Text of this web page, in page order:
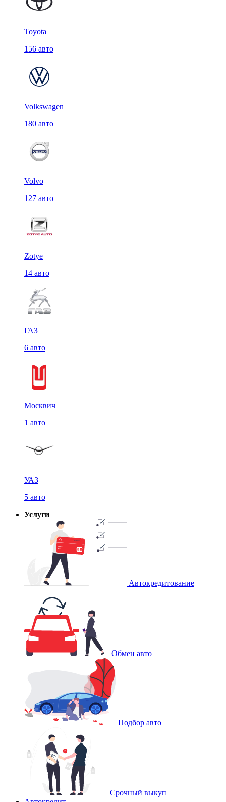
Toyota
156 авто
Volkswagen
180 авто
Volvo
127 авто
Zotye
14 авто
ГАЗ
6 авто
Москвич
1 авто
УАЗ
5 авто
Услуги
Автокредитование
Обмен авто
Подбор авто
Срочный выкуп